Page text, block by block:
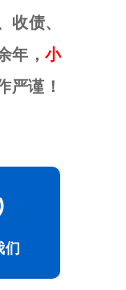
债、
年， 小
严谨！
们